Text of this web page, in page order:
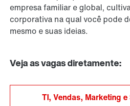
empresa familiar e global,
corporativa na qual você pode
mesmo e suas ideias.
Veja as vagas diretamente:
TI, Vendas, Marketing